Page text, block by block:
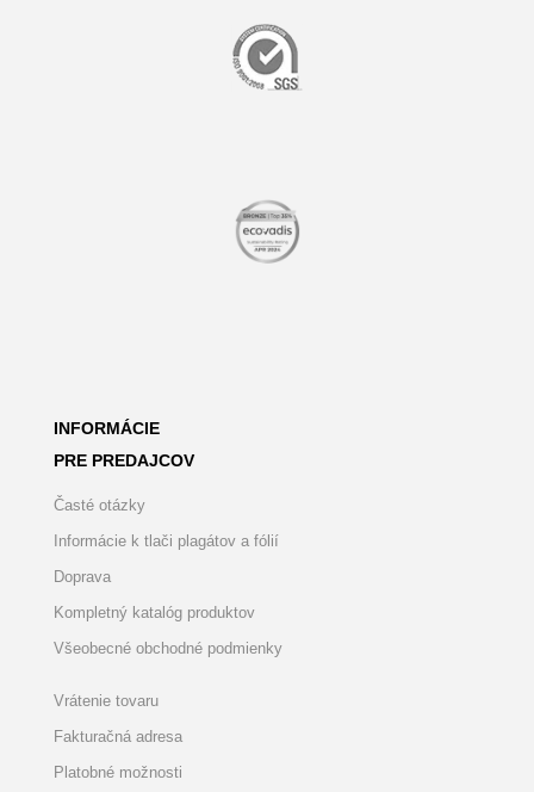
INFORMÁCIE
PRE PREDAJCOV
Časté otázky
Informácie k tlači plagátov a fólií
Doprava
Kompletný katalóg produktov
Všeobecné obchodné podmienky
Vrátenie tovaru
Fakturačná adresa
Platobné možnosti